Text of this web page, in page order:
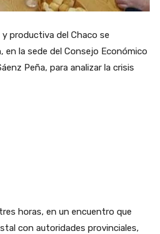
productiva del Chaco se
la sede del Consejo Económico
Peña, para analizar la crisis
horas, en un encuentro que
con autoridades provinciales,